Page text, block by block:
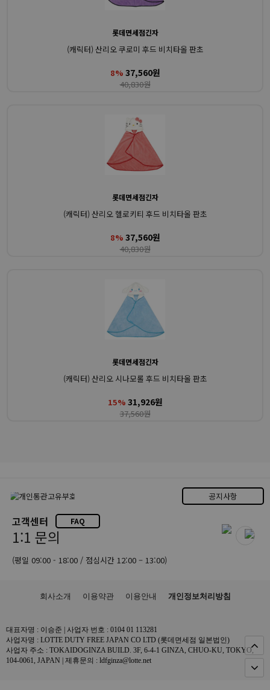
롯데면세점긴자
(캐릭터) 산리오 쿠로미 후드 비치타올 판초
8% 37,560원
40,830원
롯데면세점긴자
(캐릭터) 산리오 헬로키티 후드 비치타올 판초
8% 37,560원
40,830원
롯데면세점긴자
(캐릭터) 산리오 시나모롤 후드 비치타올 판초
15% 31,926원
37,560원
공지사항
고객센터 FAQ
1:1 문의
(평일 09:00 - 18:00 / 점심시간 12:00 – 13:00)
회사소개 이용약관 이용안내 개인정보처리방침
대표자명 : 이승준 | 사업자 번호 : 0104 01 113281
사업자명 : LOTTE DUTY FREE JAPAN CO LTD (롯데면세점 일본법인)
사업자 주소 : TOKAIDOGINZA BUILD. 3F, 6-4-1 GINZA, CHUO-KU, TOKYO,
104-0061, JAPAN | 제휴문의 : ldfginza@lotte.net